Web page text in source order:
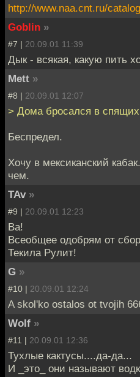
http://www.naa.cnt.ru/
Goblin »
#7 | 20.09.01 11:39
Дык - всякая, какую пить
Mett »
#8 | 20.09.01 12:07
> Дома бросался в
Беспредел.
Хочу в мексиканский
чем.
TAv »
#9 | 20.09.01 12:23
Ва!
Всеобщее одобрям от
Текила Рулит!
G »
#10 | 20.09.01 12:24
A skol'ko ostalos ot tvojih
Wolf »
#11 | 20.09.01 12:36
Тухлые кактусы....да-да...
И _это_ они называют